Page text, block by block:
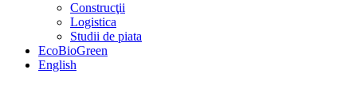
Construcţii
Logistica
Studii de piata
EcoBioGreen
English